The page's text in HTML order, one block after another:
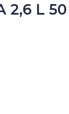
2,6 L